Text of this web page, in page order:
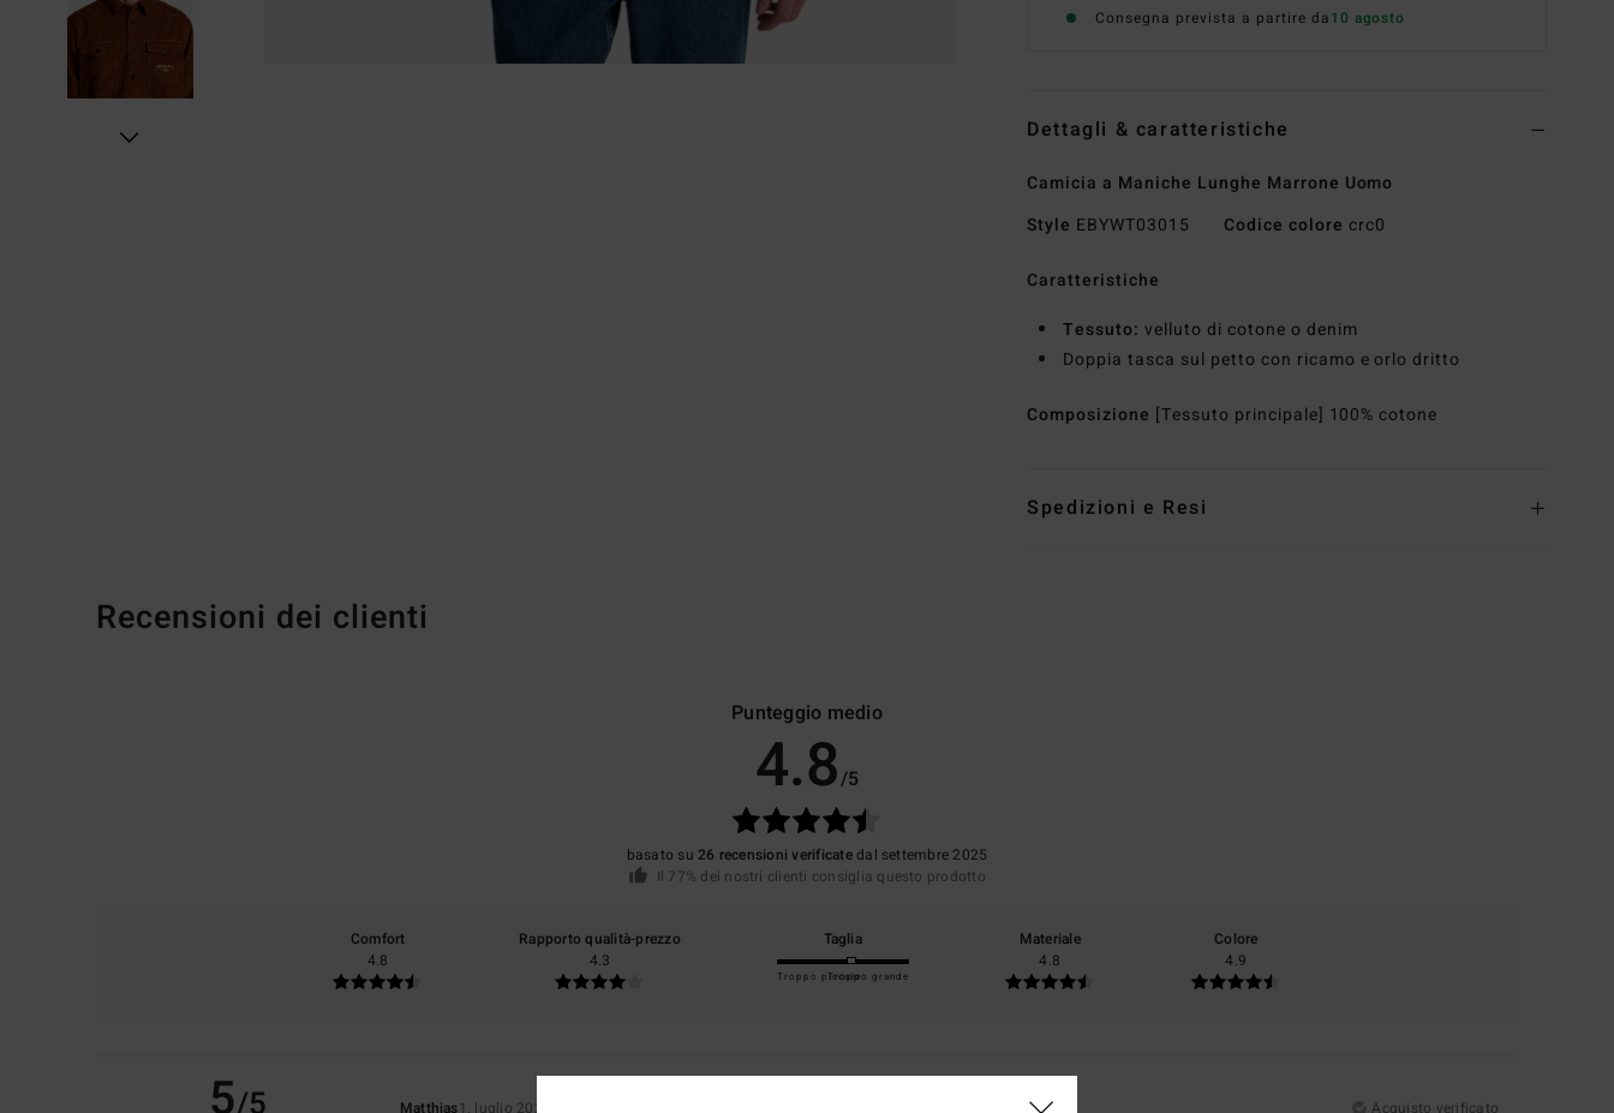
Consegna prevista a partire da10 agosto
Dettagli & caratteristiche
Camicia a Maniche Lunghe Marrone Uomo
Style EBYWT03015 Codice colore crc0
Caratteristiche
Tessuto: velluto di cotone o denim
Doppia tasca sul petto con ricamo e orlo dritto
Composizione [Tessuto principale] 100% cotone
Spedizioni e Resi
Recensioni dei clienti
Punteggio medio
4.8/5
basato su26 recensioni verificatedal settembre 2025
Il 77% dei nostri clienti consiglia questo prodotto
Comfort
4.8
Rapporto qualità-prezzo
4.3
Taglia
Troppo piccoloTroppo grande
Materiale
4.8
Colore
4.9
5